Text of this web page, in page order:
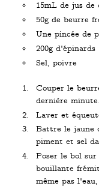
15mL de jus
50g de beurre
Une pincée de
200g d'épinards
Sel, poivre
Couper le
dernière minute.
Laver et
Battre le jaune
piment et sel
Poser le bol sur
bouillante
même pas